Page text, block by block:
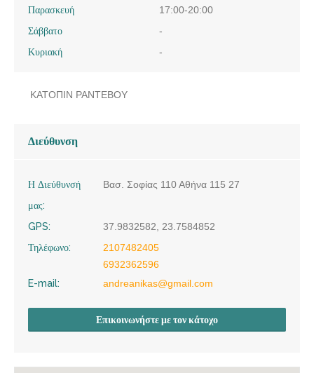
Παρασκευή
17:00-20:00
Σάββατο
-
Κυριακή
-
ΚΑΤΟΠΙΝ ΡΑΝΤΕΒΟΥ
Διεύθυνση
Η Διεύθυνσή
μας:
Βασ. Σοφίας 110 Αθήνα 115 27
GPS:
37.9832582, 23.7584852
Τηλέφωνο:
2107482405
6932362596
E-mail:
andreanikas@gmail.com
Επικοινωνήστε με τον κάτοχο